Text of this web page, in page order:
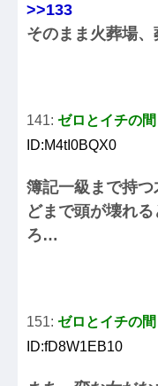
>>133
そのまま火葬場、
141: ゼロとイチの
ID:M4tI0BQX0
簿記一級まで持
どまで頭が壊れ
ろ…
151: ゼロとイチの
ID:fD8W1EB10